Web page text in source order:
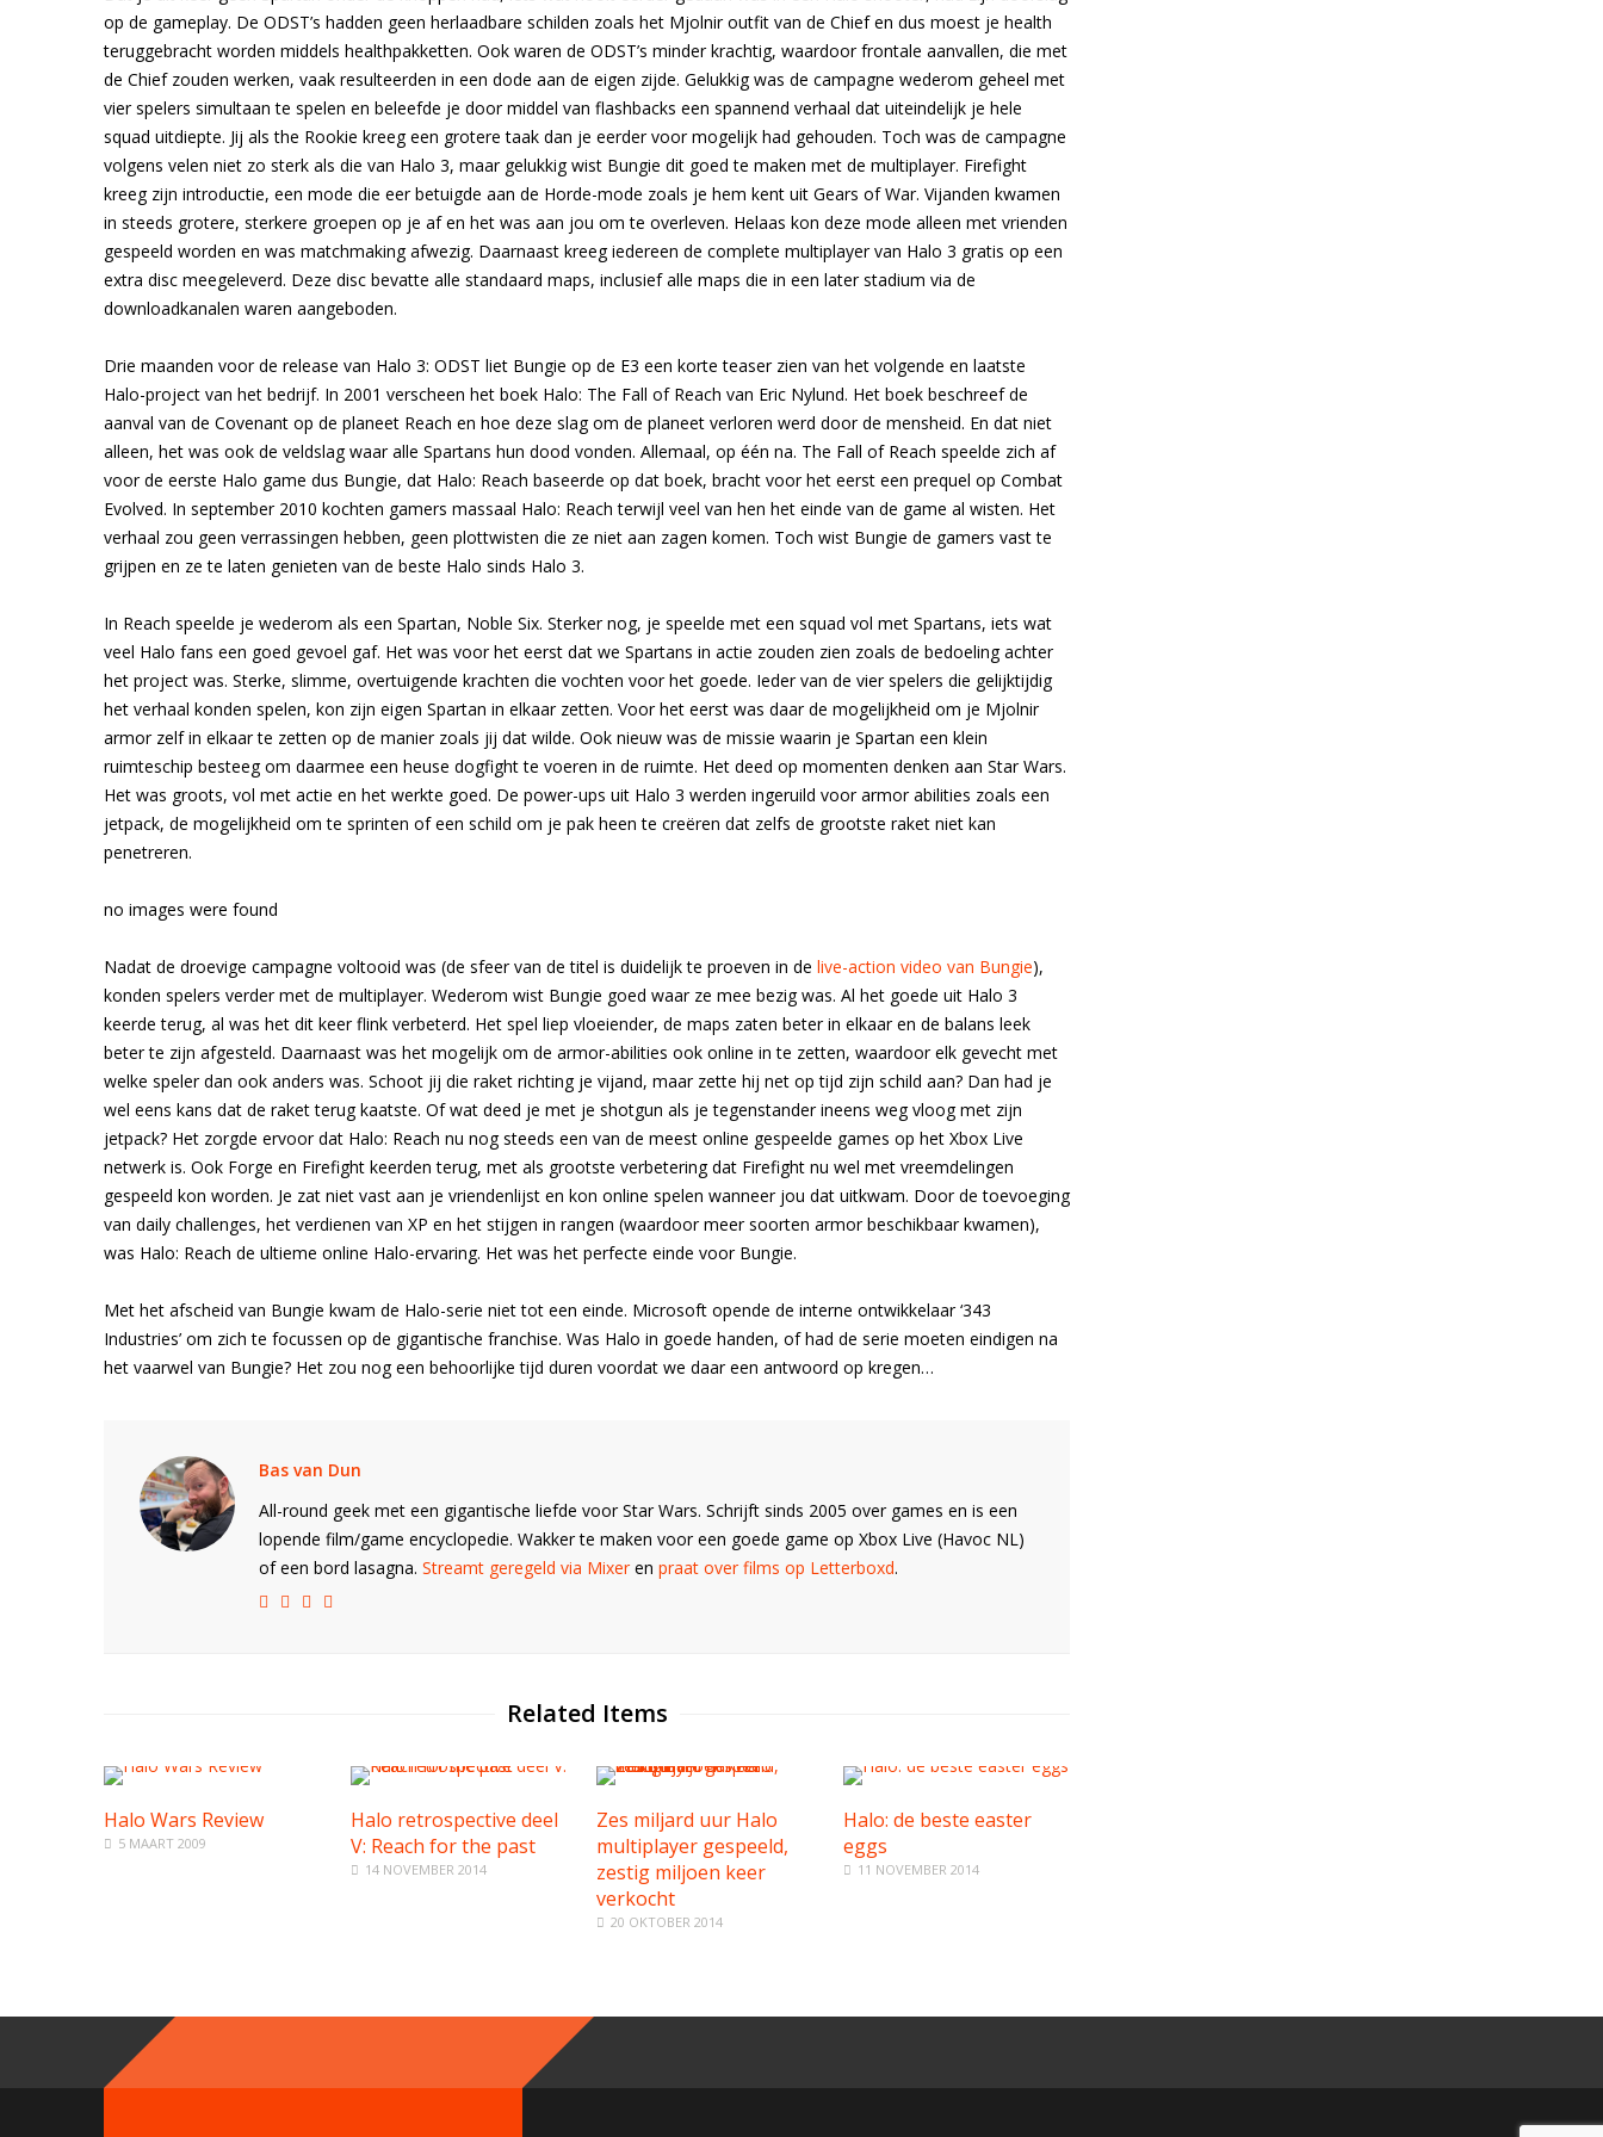
op de gameplay. De ODST’s hadden geen herlaadbare schilden zoals het Mjolnir outfit van de Chief en dus moest je health
teruggebracht worden middels healthpakketten. Ook waren de ODST’s minder krachtig, waardoor frontale aanvallen, die met
de Chief zouden werken, vaak resulteerden in een dode aan de eigen zijde. Gelukkig was de campagne wederom geheel met
vier spelers simultaan te spelen en beleefde je door middel van flashbacks een spannend verhaal dat uiteindelijk je hele
squad uitdiepte. Jij als the Rookie kreeg een grotere taak dan je eerder voor mogelijk had gehouden. Toch was de campagne
volgens velen niet zo sterk als die van Halo 3, maar gelukkig wist Bungie dit goed te maken met de multiplayer. Firefight
kreeg zijn introductie, een mode die eer betuigde aan de Horde-mode zoals je hem kent uit Gears of War. Vijanden kwamen
in steeds grotere, sterkere groepen op je af en het was aan jou om te overleven. Helaas kon deze mode alleen met vrienden
gespeeld worden en was matchmaking afwezig. Daarnaast kreeg iedereen de complete multiplayer van Halo 3 gratis op een
extra disc meegeleverd. Deze disc bevatte alle standaard maps, inclusief alle maps die in een later stadium via de
downloadkanalen waren aangeboden.
Drie maanden voor de release van Halo 3: ODST liet Bungie op de E3 een korte teaser zien van het volgende en laatste
Halo-project van het bedrijf. In 2001 verscheen het boek Halo: The Fall of Reach van Eric Nylund. Het boek beschreef de
aanval van de Covenant op de planeet Reach en hoe deze slag om de planeet verloren werd door de mensheid. En dat niet
alleen, het was ook de veldslag waar alle Spartans hun dood vonden. Allemaal, op één na. The Fall of Reach speelde zich af
voor de eerste Halo game dus Bungie, dat Halo: Reach baseerde op dat boek, bracht voor het eerst een prequel op Combat
Evolved. In september 2010 kochten gamers massaal Halo: Reach terwijl veel van hen het einde van de game al wisten. Het
verhaal zou geen verrassingen hebben, geen plottwisten die ze niet aan zagen komen. Toch wist Bungie de gamers vast te
grijpen en ze te laten genieten van de beste Halo sinds Halo 3.
In Reach speelde je wederom als een Spartan, Noble Six. Sterker nog, je speelde met een squad vol met Spartans, iets wat
veel Halo fans een goed gevoel gaf. Het was voor het eerst dat we Spartans in actie zouden zien zoals de bedoeling achter
het project was. Sterke, slimme, overtuigende krachten die vochten voor het goede. Ieder van de vier spelers die gelijktijdig
het verhaal konden spelen, kon zijn eigen Spartan in elkaar zetten. Voor het eerst was daar de mogelijkheid om je Mjolnir
armor zelf in elkaar te zetten op de manier zoals jij dat wilde. Ook nieuw was de missie waarin je Spartan een klein
ruimteschip besteeg om daarmee een heuse dogfight te voeren in de ruimte. Het deed op momenten denken aan Star Wars.
Het was groots, vol met actie en het werkte goed. De power-ups uit Halo 3 werden ingeruild voor armor abilities zoals een
jetpack, de mogelijkheid om te sprinten of een schild om je pak heen te creëren dat zelfs de grootste raket niet kan
penetreren.
no images were found
Nadat de droevige campagne voltooid was (de sfeer van de titel is duidelijk te proeven in de live-action video van Bungie),
konden spelers verder met de multiplayer. Wederom wist Bungie goed waar ze mee bezig was. Al het goede uit Halo 3
keerde terug, al was het dit keer flink verbeterd. Het spel liep vloeiender, de maps zaten beter in elkaar en de balans leek
beter te zijn afgesteld. Daarnaast was het mogelijk om de armor-abilities ook online in te zetten, waardoor elk gevecht met
welke speler dan ook anders was. Schoot jij die raket richting je vijand, maar zette hij net op tijd zijn schild aan? Dan had je
wel eens kans dat de raket terug kaatste. Of wat deed je met je shotgun als je tegenstander ineens weg vloog met zijn
jetpack? Het zorgde ervoor dat Halo: Reach nu nog steeds een van de meest online gespeelde games op het Xbox Live
netwerk is. Ook Forge en Firefight keerden terug, met als grootste verbetering dat Firefight nu wel met vreemdelingen
gespeeld kon worden. Je zat niet vast aan je vriendenlijst en kon online spelen wanneer jou dat uitkwam. Door de toevoeging
van daily challenges, het verdienen van XP en het stijgen in rangen (waardoor meer soorten armor beschikbaar kwamen),
was Halo: Reach de ultieme online Halo-ervaring. Het was het perfecte einde voor Bungie.
Met het afscheid van Bungie kwam de Halo-serie niet tot een einde. Microsoft opende de interne ontwikkelaar ‘343
Industries’ om zich te focussen op de gigantische franchise. Was Halo in goede handen, of had de serie moeten eindigen na
het vaarwel van Bungie? Het zou nog een behoorlijke tijd duren voordat we daar een antwoord op kregen…
Bas van Dun
All-round geek met een gigantische liefde voor Star Wars. Schrijft sinds 2005 over games en is een
lopende film/game encyclopedie. Wakker te maken voor een goede game op Xbox Live (Havoc NL)
of een bord lasagna. Streamt geregeld via Mixeren praat over films op Letterboxd.
Related Items
Halo Wars Review
5 MAART 2009
Halo retrospective deel
V: Reach for the past
14 NOVEMBER 2014
Zes miljard uur Halo
multiplayer gespeeld,
zestig miljoen keer
verkocht
20 OKTOBER 2014
Halo: de beste easter
eggs
11 NOVEMBER 2014